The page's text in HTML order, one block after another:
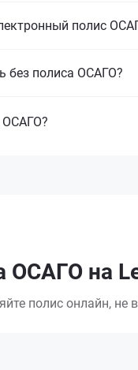
полис
без полиса ОСАГО?
ОСАГО?
ОСАГО на
полис онлайн, не